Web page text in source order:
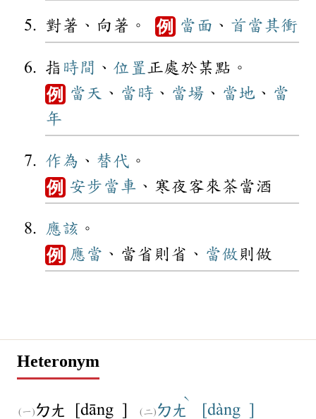
對著、向著。 例 當面 、 首當其衝
指 時間 、 位置 正處於某點。
例 當天 、 當時、 當場 、 當地、 當
年
作為 、 替代 。
例 安步當車 、寒夜客來茶當酒
應該 。
例 應當 、當省則省、 當做 則做
Heteronym
ㄉㄤ [dāng ] ㄉㄤ
ˋ
[dàng ]